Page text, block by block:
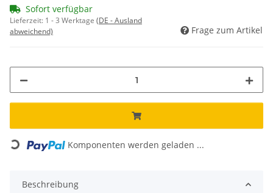
Sofort verfügbar
Lieferzeit: 1 - 3 Werktage (DE - Ausland
abweichend)
Frage zum Artikel
Loading... Komponenten werden geladen ...
Beschreibung